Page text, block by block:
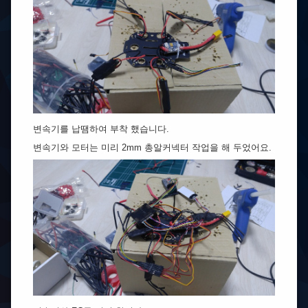
변속기를 납땜하여 부착 했습니다.
변속기와 모터는 미리 2mm 총알커넥터 작업을 해 두었어요.